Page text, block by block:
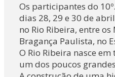
Os participantes do
dias 28, 29 e 30 de
no Rio Ribeira, entre
Bragança Paulista, no
O Rio Ribeira nasce
um dos poucos